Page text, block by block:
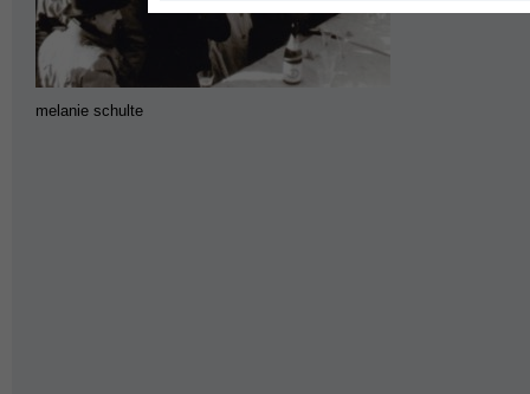
melanie schulte